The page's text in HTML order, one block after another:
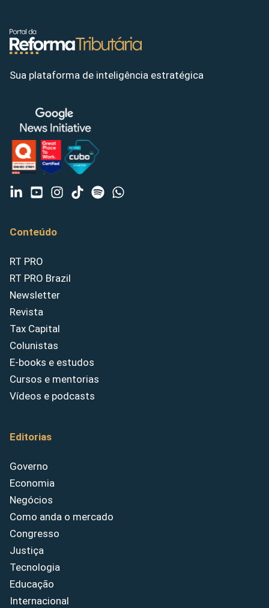
Sua plataforma de inteligência estratégica
Conteúdo
RT PRO
RT PRO Brazil
Newsletter
Revista
Tax Capital
Colunistas
E-books e estudos
Cursos e mentorias
Vídeos e podcasts
Editorias
Governo
Economia
Negócios
Como anda o mercado
Congresso
Justiça
Tecnologia
Educação
Internacional